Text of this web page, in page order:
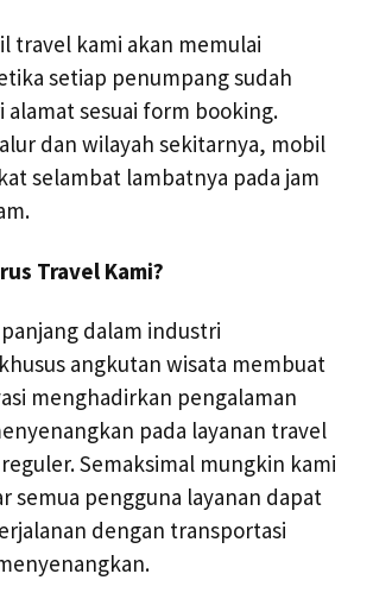
travel kami akan memulai
setiap penumpang sudah
sesuai form booking.
dan wilayah sekitarnya, mobil
selambat lambatnya pada jam
Travel Kami?
dalam industri
angkutan wisata membuat
menghadirkan pengalaman
pada layanan travel
Semaksimal mungkin kami
semua pengguna layanan dapat
dengan transportasi